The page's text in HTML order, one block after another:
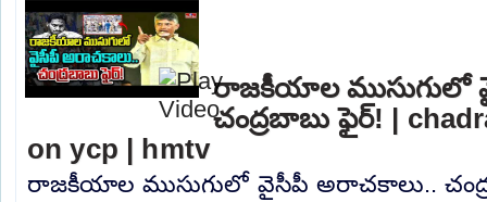
రాజకీయాల ముసుగులో
చంద్రబాబు ఫైర్! |
on ycp | hmtv
రాజకీయాల ముసుగులో వైసీపీ అరాచకాలు..